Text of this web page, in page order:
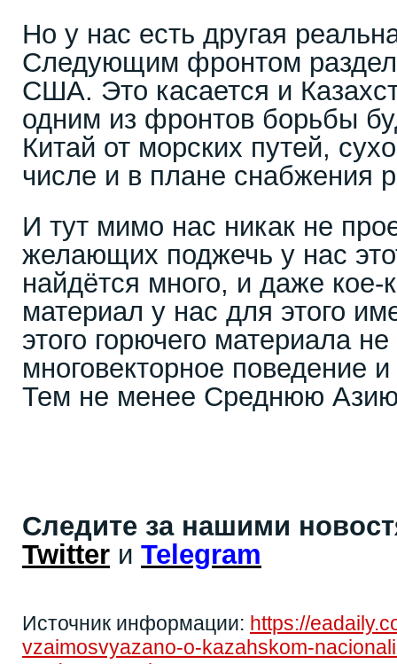
Но у нас есть другая
Следующим фронтом
США. Это касается и
одним из фронтов борьбы
Китай от морских путей,
числе и в плане снабжения
И тут мимо нас никак не
желающих поджечь у нас
найдётся много, и даже кое-
материал у нас для этого
этого горючего материала
многовекторное поведение
Тем не менее Среднюю Азию
Следите за нашими
Twitter и Telegram
Источник информации: https://
vzaimosvyazano-o-kazahskom-